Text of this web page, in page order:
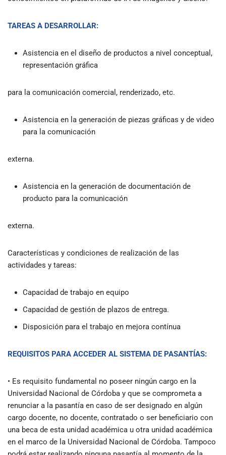
TAREAS A DESARROLLAR:
Asistencia en el diseño de productos a nivel conceptual,
representación gráfica
para la comunicación comercial, renderizado, etc.
Asistencia en la generación de piezas gráficas y de video
para la comunicación
externa.
Asistencia en la generación de documentación de
producto para la comunicación
externa.
Características y condiciones de realización de las
actividades y tareas:
Capacidad de trabajo en equipo
Capacidad de gestión de plazos de entrega.
Disposición para el trabajo en mejora contínua
REQUISITOS PARA ACCEDER AL SISTEMA DE PASANTÍAS:
• Es requisito fundamental no poseer ningún cargo en la
Universidad Nacional de Córdoba y que se comprometa a
renunciar a la pasantía en caso de ser designado en algún
cargo docente, no docente, contratado o ser beneficiario con
una beca de esta unidad académica u otra unidad académica
en el marco de la Universidad Nacional de Córdoba. Tampoco